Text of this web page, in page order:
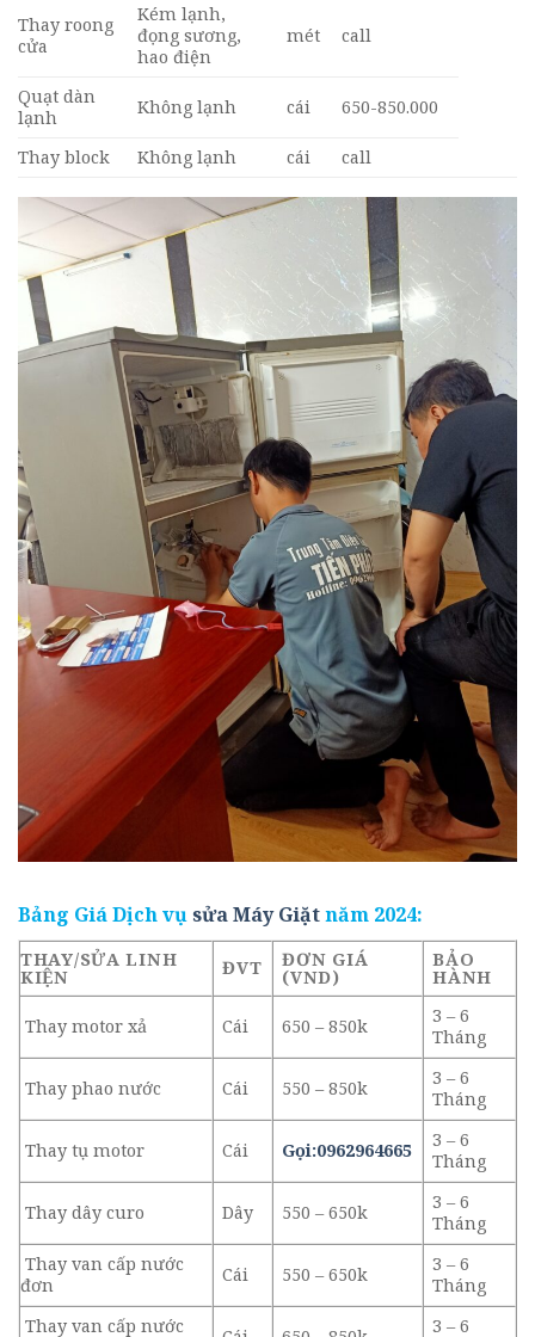
Thay roong
cửa
Kém lạnh,
đọng sương,
hao điện
mét call
Quạt dàn
lạnh
Không lạnh cái 650-850.000
Thay block Không lạnh cái call
Bảng Giá Dịch vụsửa Máy Giặtnăm 2024:
THAY/SỬA LINH
KIỆN ĐVT ĐƠN GIÁ
(VND)
BẢO
HÀNH
Thay motor xả Cái 650 – 850k
3 – 6
Tháng
Thay phao nước Cái 550 – 850k
3 – 6
Tháng
Thay tụ motor Cái Gọi:0962964665
3 – 6
Tháng
Thay dây curo Dây 550 – 650k
3 – 6
Tháng
Thay van cấp nước
đơn
Cái 550 – 650k
3 – 6
Tháng
Thay van cấp nước
3 – 6